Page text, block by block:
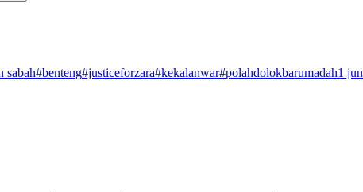
sabah#benteng#justiceforzara#kekalanwar#polahdolokbarumadah1 jun